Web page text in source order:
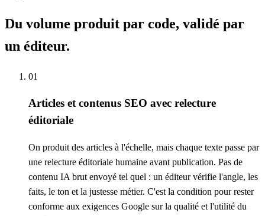
Du volume produit par code, validé par
un éditeur.
01
Articles et contenus SEO avec relecture
éditoriale
On produit des articles à l'échelle, mais chaque texte passe par
une relecture éditoriale humaine avant publication. Pas de
contenu IA brut envoyé tel quel : un éditeur vérifie l'angle, les
faits, le ton et la justesse métier. C'est la condition pour rester
conforme aux exigences Google sur la qualité et l'utilité du